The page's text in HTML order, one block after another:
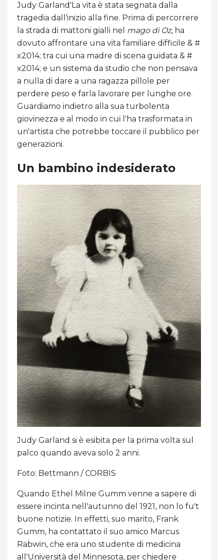
Judy Garland'La vita è stata segnata dalla
tragedia dall'inizio alla fine. Prima di percorrere
la strada di mattoni gialli nel mago di Oz, ha
dovuto affrontare una vita familiare difficile & #
x2014; tra cui una madre di scena guidata & #
x2014; e un sistema da studio che non pensava
a nulla di dare a una ragazza pillole per
perdere peso e farla lavorare per lunghe ore.
Guardiamo indietro alla sua turbolenta
giovinezza e al modo in cui l'ha trasformata in
un'artista che potrebbe toccare il pubblico per
generazioni.
Un bambino indesiderato
Judy Garland si è esibita per la prima volta sul
palco quando aveva solo 2 anni.
Foto: Bettmann / CORBIS
Quando Ethel Milne Gumm venne a sapere di
essere incinta nell'autunno del 1921, non lo fu't
buone notizie. In effetti, suo marito, Frank
Gumm, ha contattato il suo amico Marcus
Rabwin, che era uno studente di medicina
all'Università del Minnesota, per chiedere